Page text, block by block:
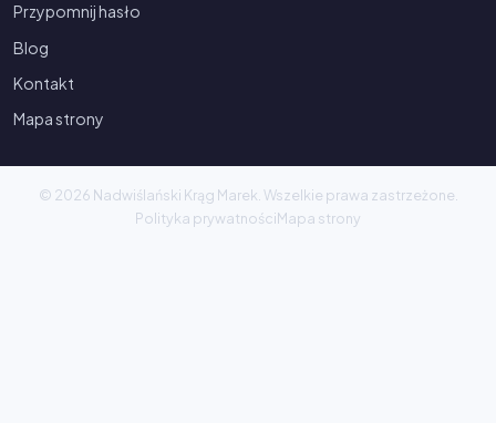
Przypomnij hasło
Blog
Kontakt
Mapa strony
© 2026 Nadwiślański Krąg Marek. Wszelkie prawa zastrzeżone.
Polityka prywatnościMapa strony